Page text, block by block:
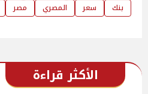
بنك
سعر المصري مصر
الأكثر قراءة